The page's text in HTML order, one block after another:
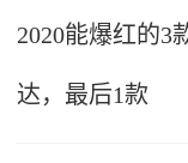
2020能爆红的3
达，最后1款